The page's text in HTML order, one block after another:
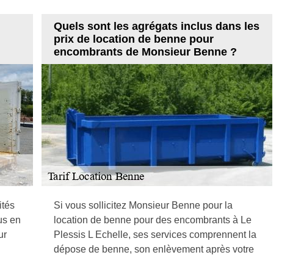
en
Quels sont les agrégats inclus dans les
prix de location de benne pour
encombrants de Monsieur Benne ?
Si vous sollicitez Monsieur Benne pour la
location de benne pour des encombrants à Le
Plessis L Echelle, ses services comprennent la
dépose de benne, son enlèvement après votre